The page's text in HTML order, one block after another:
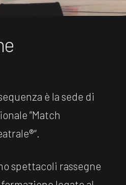
è la sede di
”Match
spettacoli rassegne